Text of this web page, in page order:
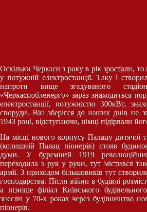
Оскільки Черкаси з року в рік зростали, то
у потужній електростанції. Таку і
напроти вище згадуваного
«Черкасиобленерго» зараз знаходиться
електростанції, потужністю 300кВт,
споруди. Він зберігся до наших днів не
1943 році, відступаючи, німці підірвали
На місці нового корпусу Палацу дитячої
(колишній Палац піонерів) стояв
думи. У буремний 1919
переходила з рук у руки, тут містився
армії. З приходом більшовиків тут
господарства. Після війни в будівлі
а пізніше філіал Київського
знесли у 70-х роках через будівництво
піонерів.